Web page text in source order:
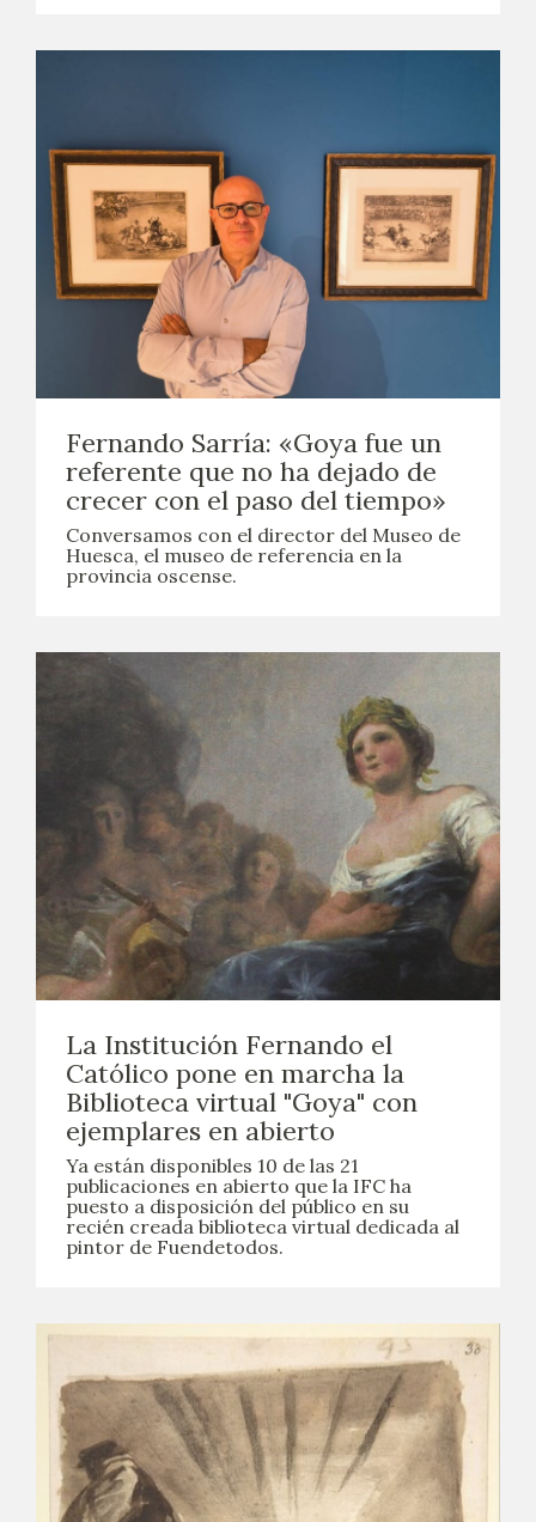
Fernando Sarría: «Goya fue un
referente que no ha dejado de
crecer con el paso del tiempo»
Conversamos con el director del Museo de
Huesca, el museo de referencia en la
provincia oscense.
La Institución Fernando el
Católico pone en marcha la
Biblioteca virtual "Goya" con
ejemplares en abierto
Ya están disponibles 10 de las 21
publicaciones en abierto que la IFC ha
puesto a disposición del público en su
recién creada biblioteca virtual dedicada al
pintor de Fuendetodos.